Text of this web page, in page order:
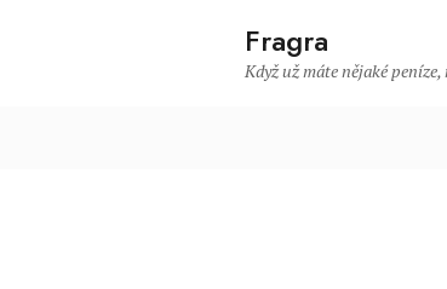
Fragra
Když už máte nějaké